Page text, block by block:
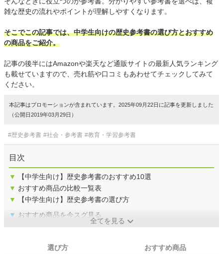
雑な歴史の流れやポイントが理解しやすくなります。
そこでこの記事では、中学生向けの歴史参考書の選び方とおすすめ
の商品をご紹介。
記事の後半にはAmazonや楽天など通販サイトの最新人気ランキング
も載せていますので、売れ筋や口コミもあわせてチェックしてみて
ください。
本記事はプロモーションが含まれています。2025年09月22日に記事を更新しました
（公開日2019年03月29日）
#歴史参考書 #社会・参考書 #教育・学習参考書
目次
▼
【中学生向け】歴史参考書のおすすめ10選
▼ おすすめ商品の比較一覧表
▼
【中学生向け】歴史参考書の選び方
▼ おすすめ商品を今スグ見る
全てを見る
選び方 おすすめ商品